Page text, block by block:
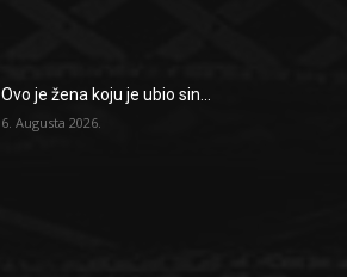
Ovo je žena koju je ubio sin...
6. Augusta 2026.